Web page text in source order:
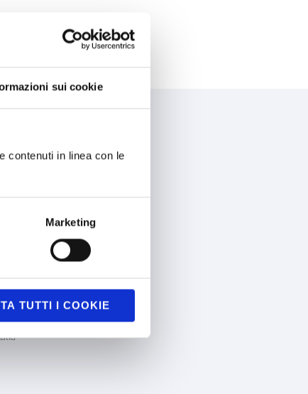
sui cookie
contenuti in linea con le
Marketing
TUTTI I COOKIE
VIENI A TROVARCI
Natale Battaglia 12
Milano